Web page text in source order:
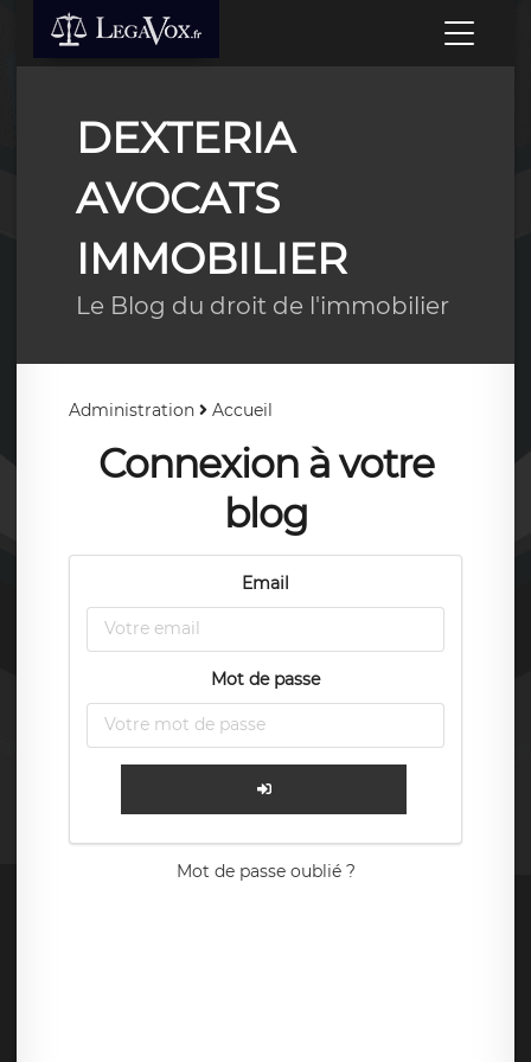
DEXTERIA
AVOCATS
IMMOBILIER
Le Blog du droit de l'immobilier
Administration Accueil
Connexion à votre
blog
Email
Mot de passe
Mot de passe oublié ?